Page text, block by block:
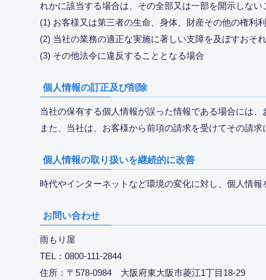
れかに該当する場合は、その全部又は一部を開示しな
(1) お客様又は第三者の生命、身体、財産その他の権利
(2) 当社の業務の適正な実施に著しい支障を及ぼすおそ
(3) その他法令に違反することとなる場合
個人情報の訂正及び削除
当社の保有する個人情報が誤った情報である場合には
また、当社は、お客様から前項の請求を受けてその請
個人情報の取り扱いを継続的に改善
時代やインターネットなど環境の変化に対し、個人情
お問い合わせ
雨もり屋
TEL：0800-111-2844
住所：〒578-0984 大阪府東大阪市菱江1丁目18-29